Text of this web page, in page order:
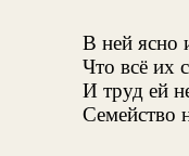
В ней ясно
Что всё их
И труд ей
Семейство